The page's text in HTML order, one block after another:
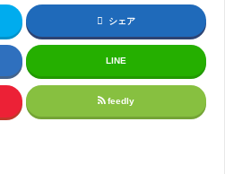
シェア
LINE
feedly